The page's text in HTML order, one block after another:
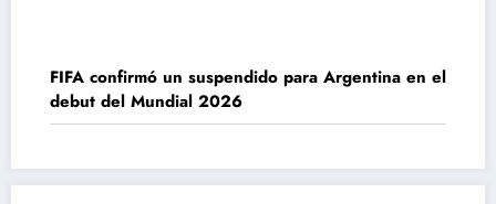
FIFA confirmó un suspendido para Argentina en el
debut del Mundial 2026